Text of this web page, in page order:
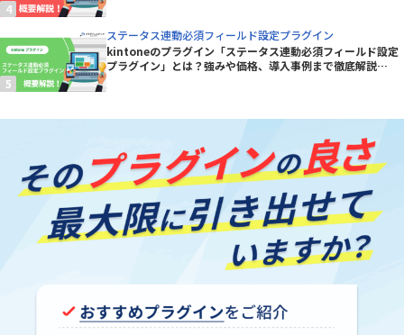
ステータス連動必須フィールド設定プラグイン
kintoneのプラグイン「ステータス連動必須フィールド設定
プラグイン」とは？強みや価格、導入事例まで徹底解説